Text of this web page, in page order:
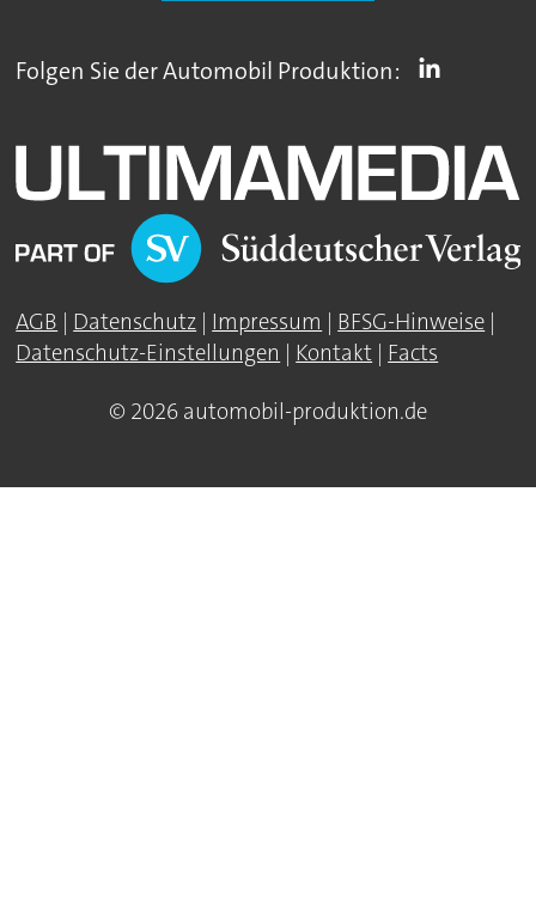
Folgen Sie der Automobil Produktion:
AGB | Datenschutz | Impressum | BFSG-Hinweise |
Datenschutz-Einstellungen | Kontakt | Facts
© 2026 automobil-produktion.de